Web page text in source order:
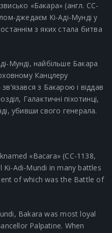
«Бакара» (англ. CC-
джедаєм Кі-Аді-Мунді у
з яких стала битва
Мунді, найбільше Бакара
Канцлеру
з Бакарою і віддав
Галактичні піхотинці,
убивши свого генерала.
«Bacara» (CC-1138,
Ki-Adi-Mundi in many battles
of which was the Battle of
Bakara was most loyal
Palpatine. When